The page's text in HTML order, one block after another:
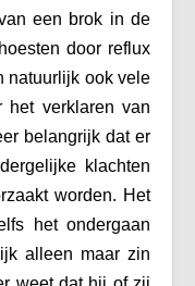
een brok in de
door reflux
natuurlijk ook vele
het verklaren van
belangrijk dat er
klachten
worden. Het
het ondergaan
alleen maar zin